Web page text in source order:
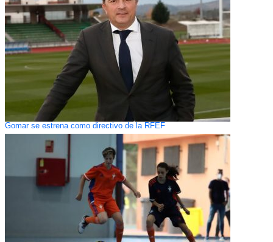
Gomar se estrena como directivo de la RFEF